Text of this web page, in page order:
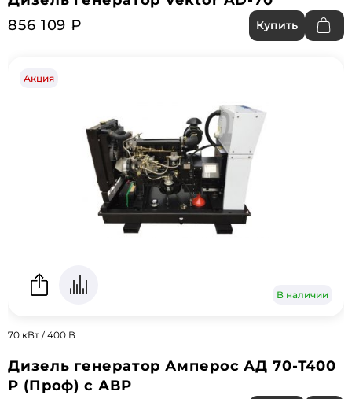
856 109 ₽
Купить
Акция
В наличии
70 кВт / 400 В
Дизель генератор Амперос АД 70-Т400
P (Проф) с АВР